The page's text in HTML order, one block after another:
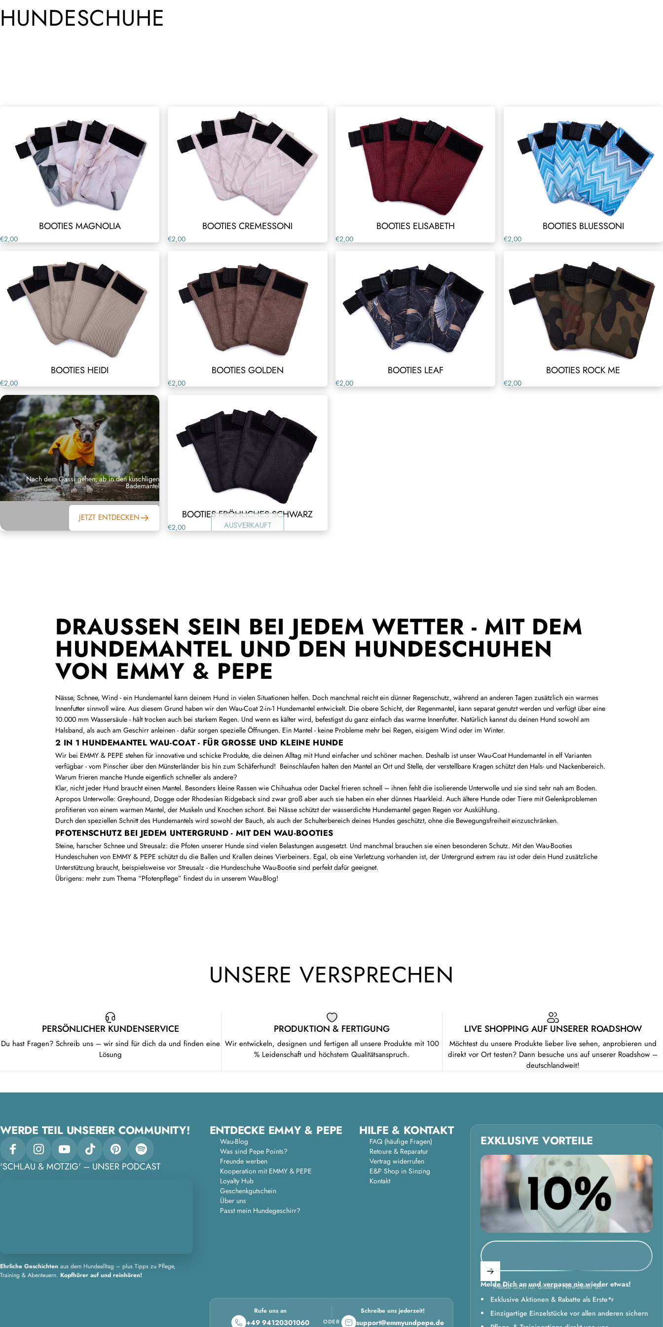
HUNDESCHUHE
BOOTIES MAGNOLIA
€2,00
BOOTIES CREMESSONI
€2,00
BOOTIES ELISABETH
€2,00
BOOTIES BLUESSONI
€2,00
BOOTIES HEIDI
€2,00
BOOTIES GOLDEN
€2,00
BOOTIES LEAF
€2,00
BOOTIES ROCK ME
€2,00
Nach dem Gassi gehen, ab in den kuschligen
Bademantel
JETZT ENTDECKEN
AUSVERKAUFT
BOOTIES FRÖHLICHES SCHWARZ
€2,00
DRAUSSEN SEIN BEI JEDEM WETTER - MIT DEM H
UNDEMANTEL UND DEN HUNDESCHUHEN V
ON EMMY & PEPE
Nässe, Schnee, Wind - ein Hundemantel kann deinem Hund in vielen Situationen helfen. Doch manchmal reicht ein dünner Regenschutz, während an anderen Tagen zusätzlich ein warmes
Innenfutter sinnvoll wäre. Aus diesem Grund haben wir den Wau-Coat 2-in-1 Hundemantel entwickelt. Die obere Schicht, der Regenmantel, kann separat genutzt werden und verfügt über eine
10.000 mm Wassersäule - hält trocken auch bei starkem Regen. Und wenn es kälter wird, befestigst du ganz einfach das warme Innenfutter. Natürlich kannst du deinen Hund sowohl am
Halsband, als auch am Geschirr anleinen - dafür sorgen spezielle Öffnungen. Ein Mantel - keine Probleme mehr bei Regen, eisigem Wind oder im Winter.
2 IN 1 HUNDEMANTEL WAU-COAT - FÜR GROSSE UND KLEINE HUNDE
Wir bei EMMY & PEPE stehen für innovative und schicke Produkte, die deinen Alltag mit Hund einfacher und schöner machen. Deshalb ist unser Wau-Coat Hundemantel in elf Varianten
verfügbar - vom Pinscher über den Münsterländer bis hin zum Schäferhund! Beinschlaufen halten den Mantel an Ort und Stelle, der verstellbare Kragen schützt den Hals- und Nackenbereich.
Warum frieren manche Hunde eigentlich schneller als andere?
Klar, nicht jeder Hund braucht einen Mantel. Besonders kleine Rassen wie Chihuahua oder Dackel frieren schnell – ihnen fehlt die isolierende Unterwolle und sie sind sehr nah am Boden.
Apropos Unterwolle: Greyhound, Dogge oder Rhodesian Ridgeback sind zwar groß aber auch sie haben ein eher dünnes Haarkleid. Auch ältere Hunde oder Tiere mit Gelenkproblemen
profitieren von einem warmen Mantel, der Muskeln und Knochen schont. Bei Nässe schützt der wasserdichte Hundemantel gegen Regen vor Auskühlung.
Durch den speziellen Schnitt des Hundemantels wird sowohl der Bauch, als auch der Schulterbereich deines Hundes geschützt, ohne die Bewegungsfreiheit einzuschränken.
PFOTENSCHUTZ BEI JEDEM UNTERGRUND - MIT DEN WAU-BOOTIES
Steine, harscher Schnee und Streusalz: die Pfoten unserer Hunde sind vielen Belastungen ausgesetzt. Und manchmal brauchen sie einen besonderen Schutz. Mit den Wau-Booties
Hundeschuhen von EMMY & PEPE schützt du die Ballen und Krallen deines Vierbeiners. Egal, ob eine Verletzung vorhanden ist, der Untergrund extrem rau ist oder dein Hund zusätzliche
Unterstützung braucht, beispielsweise vor Streusalz - die Hundeschuhe Wau-Bootie sind perfekt dafür geeignet.
Übrigens: mehr zum Thema “Pfotenpflege” findest du in unserem Wau-Blog!
UNSERE VERSPRECHEN
PERSÖNLICHER KUNDENSERVICE
Du hast Fragen? Schreib uns – wir sind für dich da und finden eine
Lösung
PRODUKTION & FERTIGUNG
Wir entwickeln, designen und fertigen all unsere Produkte mit 100
% Leidenschaft und höchstem Qualitätsanspruch.
LIVE SHOPPING AUF UNSERER ROADSHOW
Möchtest du unsere Produkte lieber live sehen, anprobieren und
direkt vor Ort testen? Dann besuche uns auf unserer Roadshow –
deutschlandweit!
WERDE TEIL UNSERER COMMUNITY!
FacebookInstagramYouTubeTikTok PinterestSpotify
'SCHLAU & MOTZIG' – UNSER PODCAST
Ehrliche Geschichten aus dem Hundealltag – plus Tipps zu Pflege,
Training & Abenteuern. Kopfhörer auf und reinhören!
ENTDECKE EMMY & PEPE
Wau-Blog
Was sind Pepe Points?
Freunde werben
Kooperation mit EMMY & PEPE
Loyalty Hub
Geschenkgutschein
Über uns
Passt mein Hundegeschirr?
HILFE & KONTAKT
FAQ (häufige Fragen)
Retoure & Reparatur
Vertrag widerrufen
E&P Shop in Sinzing
Kontakt
Rufe uns an
+49 94120301060 ODER
Schreibe uns jederzeit!
support@emmyundpepe.de
EXKLUSIVE VORTEILE
Melde dich für unseren Newsletter an
Melde Dich an und verpasse nie wieder etwas!
Exklusive Aktionen & Rabatte als Erste*r
Einzigartige Einzelstücke vor allen anderen sichern